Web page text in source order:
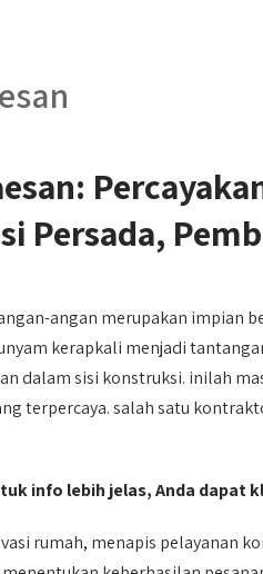
Persada,
angan merupakan impian
kerapkali menjadi
dalam sisi konstruksi. inilah
terpercaya. salah satu
info lebih jelas, Anda dapat
rumah, menapis pelayanan